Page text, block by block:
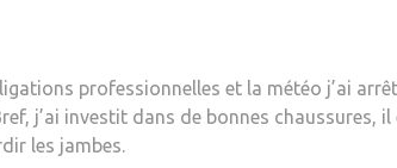
professionnelles et la météo j’ai
j’ai investit dans de bonnes chaussures, il
les jambes.